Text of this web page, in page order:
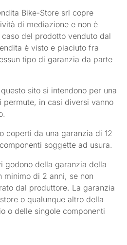
Bike-Store srl copre
di mediazione e non è
del prodotto venduto dal
è visto e piaciuto fra
tipo di garanzia da parte
sito si intendono per una
permute, in casi diversi vanno
coperti da una garanzia di 12
soggette ad usura.
godono della garanzia della
minimo di 2 anni, se non
dal produttore. La garanzia
o qualunque altro della
o delle singole componenti